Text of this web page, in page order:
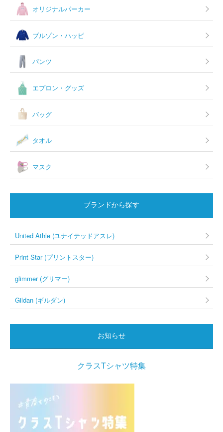
オリジナルパーカー
ブルゾン・ハッピ
パンツ
エプロン・グッズ
バッグ
タオル
マスク
ブランドから探す
United Athle (ユナイテッドアスレ)
Print Star (プリントスター)
glimmer (グリマー)
Gildan (ギルダン)
お知らせ
クラスTシャツ特集